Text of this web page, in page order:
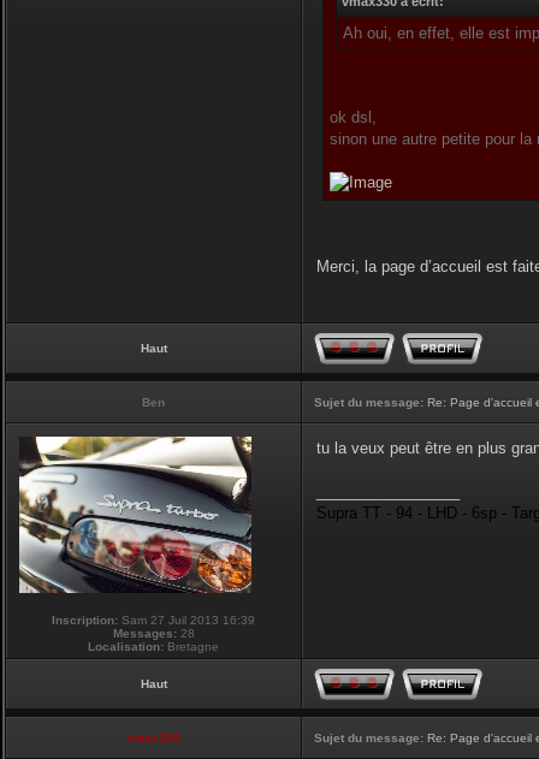
Ah oui, en effet, elle est
ok dsl,
sinon une autre petite pour
Merci, la page d’accueil est
Haut
Ben Sujet du message: Re: Page d'accueil
Inscription: Sam 27 Juil 2013 16:39
Messages: 28
Localisation: Bretagne
tu la veux peut être en plus
Supra TT - 94 - LHD - 6sp -
Haut
vmax330 Sujet du message: Re: Page d'accueil